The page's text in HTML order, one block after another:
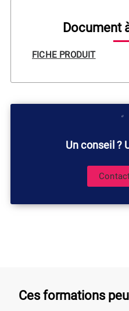
Document
FICHE PRODUIT
Un conseil ?
Ces formations